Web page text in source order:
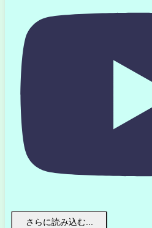
さらに読み込む...